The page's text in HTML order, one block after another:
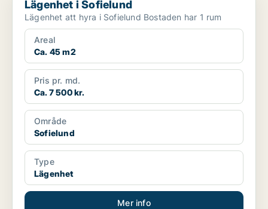
Lägenhet i Sofielund
Lägenhet att hyra i Sofielund Bostaden har 1 rum
Areal
Ca. 45 m2
Pris pr. md.
Ca. 7 500 kr.
Område
Sofielund
Type
Lägenhet
Mer info